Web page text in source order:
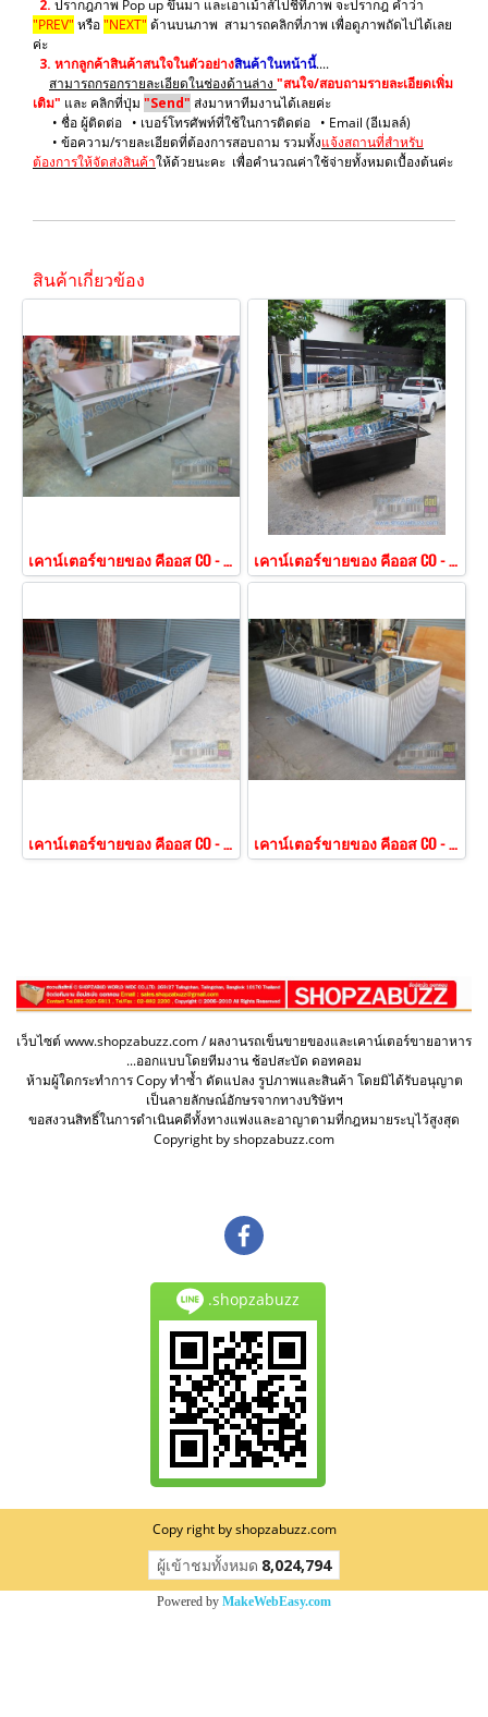
2. ปรากฎภาพ Pop up ขึ้นมา และเอาเม้าส์ไปชี้ที่ภาพ จะปรากฎ คำว่า
"PREV" หรือ"NEXT" ด้านบนภาพ สามารถคลิกที่ภาพ เพื่อดูภาพถัดไปได้เลย
ค่ะ
3. หากลูกค้าสินค้าสนใจในตัวอย่างสินค้าในหน้านี้....
สามารถกรอกรายละเอียดในช่องด้านล่าง "สนใจ/สอบถามรายละเอียดเพิ่ม
เติม" และ คลิกที่ปุ่ม "Send" ส่งมาหาทีมงานได้เลยค่ะ
• ชื่อ ผู้ติดต่อ • เบอร์โทรศัพท์ที่ใช้ในการติดต่อ • Email (อีเมลล์)
• ข้อความ/รายละเอียดที่ต้องการสอบถาม รวมทั้งแจ้งสถานที่สำหรับ
ต้องการให้จัดส่งสินค้าให้ด้วยนะคะ เพื่อคำนวณค่าใช้จ่ายทั้งหมดเบื้องต้นค่ะ
สินค้าเกี่ยวข้อง
เคาน์เตอร์ขายของ คีออส CO - 154 เคาน์เตอร์ขายของ คีออส CO - 152
เคาน์เตอร์ขายของ คีออส CO - 151 เคาน์เตอร์ขายของ คีออส CO - 153
เว็บไซต์ www.shopzabuzz.com / ผลงานรถเข็นขายของและเคาน์เตอร์ขายอาหาร
...ออกแบบโดยทีมงาน ช้อปสะบัด ดอทคอม
ห้ามผู้ใดกระทำการ Copy ทำซ้ำ ดัดแปลง รูปภาพและสินค้า โดยมิได้รับอนุญาต
เป็นลายลักษณ์อักษรจากทางบริษัทฯ
ขอสงวนสิทธิ์ในการดำเนินคดีทั้งทางแพ่งและอาญาตามที่กฎหมายระบุไว้สูงสุด
Copyright by shopzabuzz.com
.shopzabuzz
Copy right by shopzabuzz.com
ผู้เข้าชมวันนี้ 166
Powered by MakeWebEasy.com